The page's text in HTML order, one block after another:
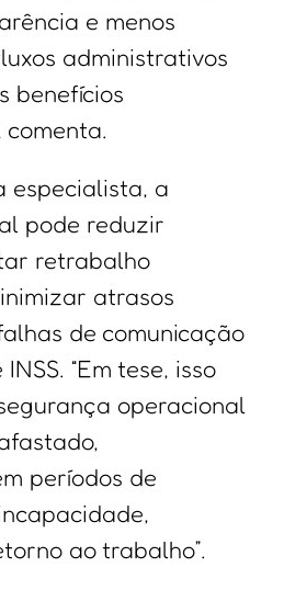
e menos
administrativos
benefícios
comenta.
especialista, a
pode reduzir
retrabalho
atrasos
de comunicação
“Em tese, isso
operacional
períodos de
ao trabalho”.